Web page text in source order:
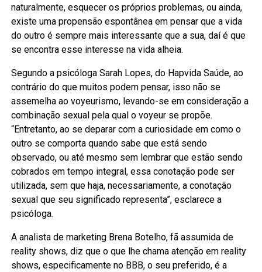
naturalmente, esquecer os próprios problemas, ou ainda,
existe uma propensão espontânea em pensar que a vida
do outro é sempre mais interessante que a sua, daí é que
se encontra esse interesse na vida alheia.
Segundo a psicóloga Sarah Lopes, do Hapvida Saúde, ao
contrário do que muitos podem pensar, isso não se
assemelha ao voyeurismo, levando-se em consideração a
combinação sexual pela qual o voyeur se propõe.
“Entretanto, ao se deparar com a curiosidade em como o
outro se comporta quando sabe que está sendo
observado, ou até mesmo sem lembrar que estão sendo
cobrados em tempo integral, essa conotação pode ser
utilizada, sem que haja, necessariamente, a conotação
sexual que seu significado representa”, esclarece a
psicóloga.
A analista de marketing Brena Botelho, fã assumida de
reality shows, diz que o que lhe chama atenção em reality
shows, especificamente no BBB, o seu preferido, é a